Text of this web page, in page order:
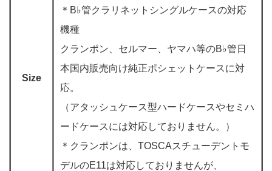
Size
＊B♭管クラリネットシングルケースの対応
機種
クランポン、セルマー、ヤマハ等のB♭管日
本国内販売向け純正ポシェットケースに対
応。
（アタッシュケース型ハードケースやセミハ
ードケースには対応しておりません。）
＊クランポンは、TOSCAスチューデントモ
デルのE11は対応しておりませんが、